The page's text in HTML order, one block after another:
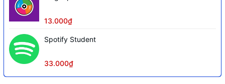
Âm thanh
Vị trí lắp đặt
13.000₫
Spotify Student
33.000₫